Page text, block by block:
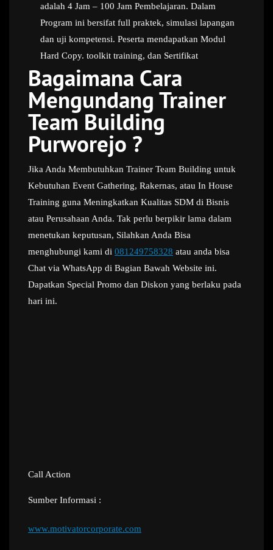
adalah 4 Jam – 100 Jam Pembelajaran. Dalam
Program ini bersifat full praktek, simulasi lapangan
dan uji kompetensi. Peserta mendapatkan Modul
Hard Copy. toolkit training, dan Sertifikat
Bagaimana Cara
Mengundang Trainer
Team Building
Purworejo ?
Jika Anda Membutuhkan Trainer Team Building untuk
Kebutuhan Event Gathering, Rakernas, atau In House
Training guna Meningkatkan Kualitas SDM di Bisnis
atau Perusahaan Anda. Tak perlu berpikir lama dalam
menetukan keputusan, Silahkan Anda Bisa
menghubungi kami di 081249758328 atau anda bisa
Chat via WhatsApp di Bagian Bawah Website ini.
Dapatkan Special Promo dan Diskon yang berlaku pada
hari ini.
Call Action
Sumber Informasi :
www.motivatorcorporate.com